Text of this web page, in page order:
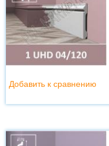
Добавить к сравнению